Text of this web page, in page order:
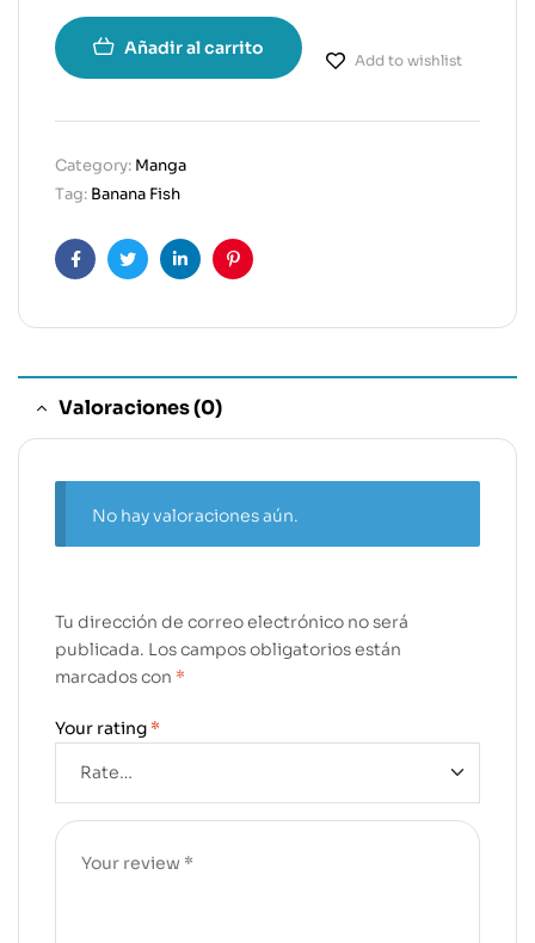
Añadir al carrito
Add to wishlist
Category: Manga
Tag: Banana Fish
FacebookTwitterLinkedinPinterest
Valoraciones (0)
No hay valoraciones aún.
Tu dirección de correo electrónico no será
publicada. Los campos obligatorios están
marcados con *
Your rating *